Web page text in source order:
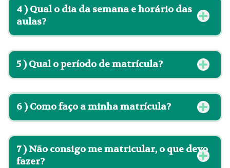
4 ) Qual o dia da semana e horário das
aulas?
5 ) Qual o período de matrícula?
6 ) Como faço a minha matrícula?
7 ) Não consigo me matricular, o que devo
fazer?